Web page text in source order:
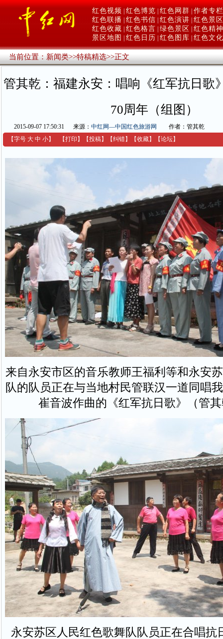
红色视频 红色博览 红色网群 作者专栏
红色联播 红色书信 红色演讲 红色景区
红色收藏 红色格言 绿色景区
红色精神
景区地图
红色日历 红色图库 红色文化
当前位置：新闻类>>特稿精选>>正文
管其乾：福建永安：唱响《红军抗日歌
70周年（组图）
2015-09-07 17:50:31 来源： 中红网—中国红色旅游网
作者：管其乾
【字号 大 中 小】 【打印 】 【投稿】 【纠错】 【收藏】 【论坛】
来自永安市区的音乐教师王福利等和永安
队的队员正在与当地村民管联汉一道同唱
崔音波作曲的《红军抗日歌》（管
永安苏区人民红色歌舞队队员正在合唱抗